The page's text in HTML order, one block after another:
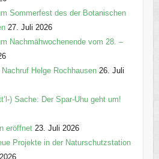
Sommerfest des der Botanischen
27. Juli 2026
Nachmähwochenende vom 28. –
Helge Rochhausen 26. Juli
) Sache: Der Spar-Uhu geht um!
eröffnet 23. Juli 2026
Projekte in der Naturschutzstation